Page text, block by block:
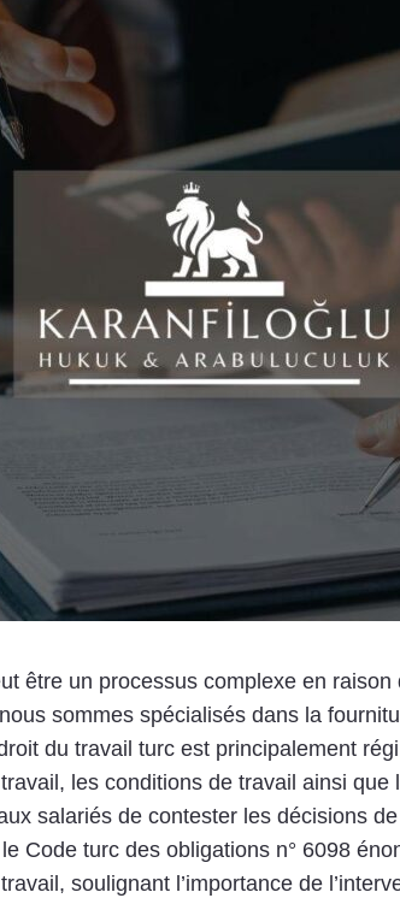
être un processus complexe en
sommes spécialisés dans la
du travail turc est principalement
les conditions de travail ainsi
salariés de contester les décisions
Code turc des obligations n° 6098
soulignant l’importance de